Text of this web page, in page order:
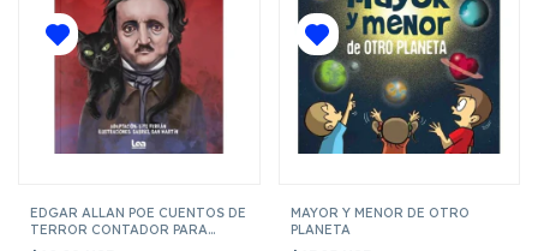
EDGAR ALLAN POE CUENTOS DE
TERROR CONTADOR PARA
MAYOR Y MENOR DE OTRO
PLANETA